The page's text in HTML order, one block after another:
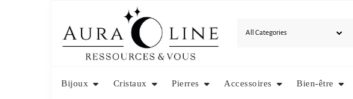
content
Bijoux Cristaux Pierres Accessoires Bien-être